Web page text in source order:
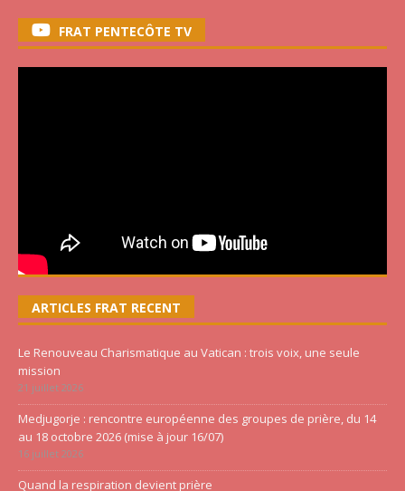
FRAT PENTECÔTE TV
ARTICLES FRAT RECENT
Le Renouveau Charismatique au Vatican : trois voix, une seule
mission
21 juillet 2026
Medjugorje : rencontre européenne des groupes de prière, du 14
au 18 octobre 2026 (mise à jour 16/07)
16 juillet 2026
Quand la respiration devient prière